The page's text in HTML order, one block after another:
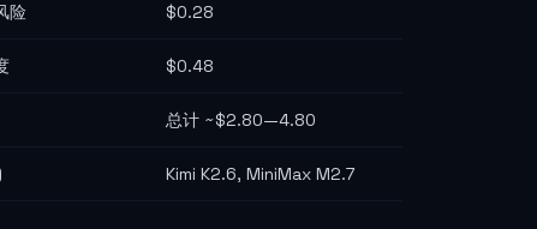
险 $0.28
$0.48
总计 ~$2.80—4.80
Kimi K2.6, MiniMax M2.7